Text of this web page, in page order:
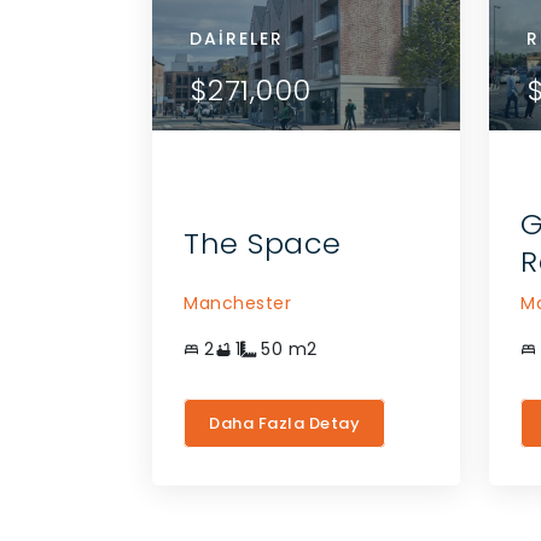
DAIRELER
$271,000
The Space
Manchester
2
1 50 m2
Daha Fazla Detay
DETAYLARI GÖR
ACENTE ILE ILETIŞIME
GEÇIN